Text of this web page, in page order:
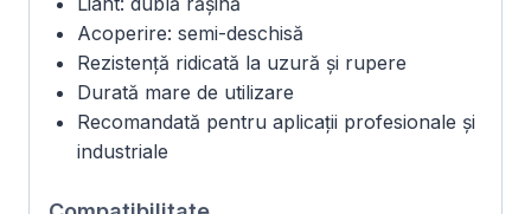
Acoperire: semi-deschisă
Rezistență ridicată la uzură și rupere
Durată mare de utilizare
Recomandată pentru aplicații profesionale și
industriale